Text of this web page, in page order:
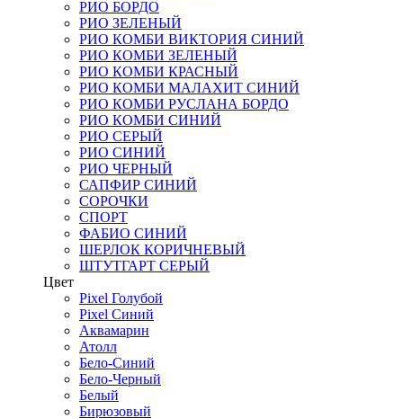
РИО БОРДО
РИО ЗЕЛЕНЫЙ
РИО КОМБИ ВИКТОРИЯ СИНИЙ
РИО КОМБИ ЗЕЛЕНЫЙ
РИО КОМБИ КРАСНЫЙ
РИО КОМБИ МАЛАХИТ СИНИЙ
РИО КОМБИ РУСЛАНА БОРДО
РИО КОМБИ СИНИЙ
РИО СЕРЫЙ
РИО СИНИЙ
РИО ЧЕРНЫЙ
САПФИР СИНИЙ
СОРОЧКИ
СПОРТ
ФАБИО СИНИЙ
ШЕРЛОК КОРИЧНЕВЫЙ
ШТУТГАРТ СЕРЫЙ
Цвет
Pixel Голубой
Pixel Синий
Аквамарин
Атолл
Бело-Синий
Бело-Черный
Белый
Бирюзовый